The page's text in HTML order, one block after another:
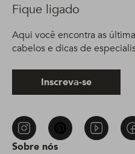
Sobre nós
Fique ligado
Aqui você encontra as
cabelos e dicas de
Inscreva-se